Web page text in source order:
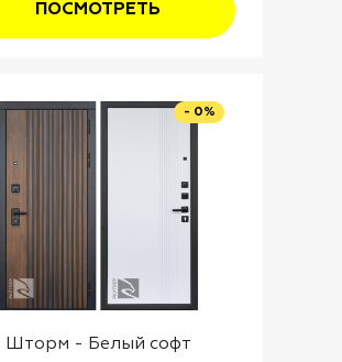
ПОСМОТРЕТЬ
Шторм - Белый софт
- 0%